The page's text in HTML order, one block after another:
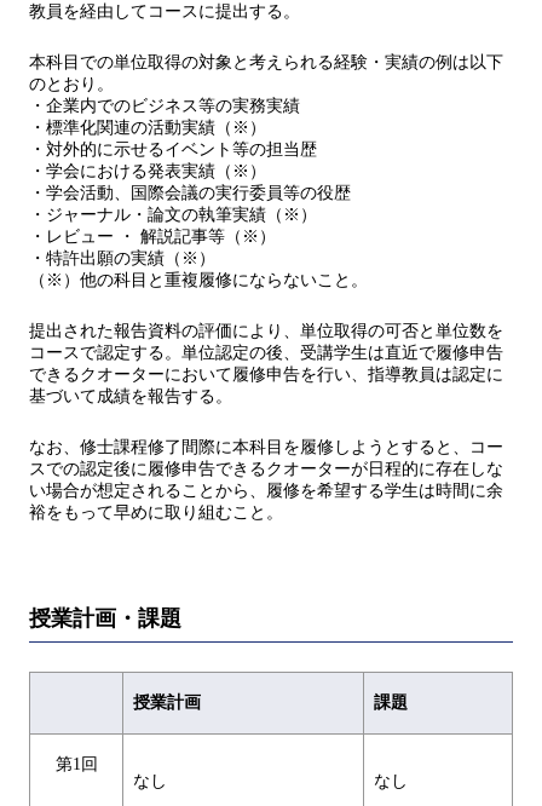
教員を経由してコースに提出する。
本科目での単位取得の対象と考えられる経験・実績の例は以下
のとおり。
・企業内でのビジネス等の実務実績
・標準化関連の活動実績（※）
・対外的に示せるイベント等の担当歴
・学会における発表実績（※）
・学会活動、国際会議の実行委員等の役歴
・ジャーナル・論文の執筆実績（※）
・レビュー ・ 解説記事等（※）
・特許出願の実績（※）
（※）他の科目と重複履修にならないこと。
提出された報告資料の評価により、単位取得の可否と単位数を
コースで認定する。単位認定の後、受講学生は直近で履修申告
できるクオーターにおいて履修申告を行い、指導教員は認定に
基づいて成績を報告する。
なお、修士課程修了間際に本科目を履修しようとすると、コー
スでの認定後に履修申告できるクオーターが日程的に存在しな
い場合が想定されることから、履修を希望する学生は時間に余
裕をもって早めに取り組むこと。
授業計画・課題
授業計画 課題
第1回
なし
なし